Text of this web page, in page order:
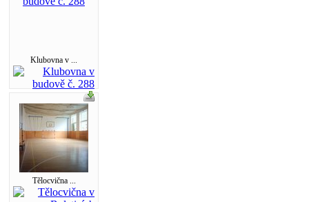
Klubovna v ...
Tělocvična ...